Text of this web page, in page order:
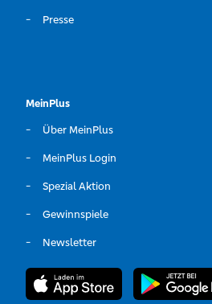
Presse
MeinPlus
Über MeinPlus
MeinPlus Login
Spezial Aktion
Gewinnspiele
Newsletter